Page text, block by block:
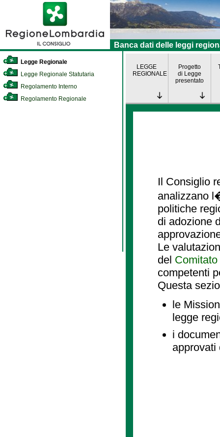
Banca dati delle leggi
Legge Regionale
Legge Regionale Statutaria
Regolamento Interno
Regolamento Regionale
LEGGE
REGIONALE
Progetto
di Legge
presentato
Il Consiglio
analizzano
politiche
di adozione
Le
del
competenti
Questa
le
legge
i
approvati